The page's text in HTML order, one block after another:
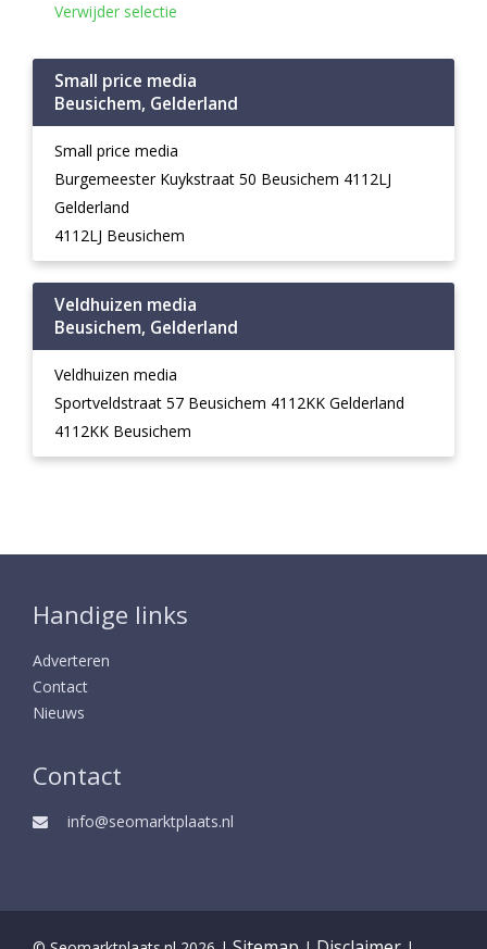
Verwijder selectie
Small price media
Beusichem, Gelderland
Small price media
Burgemeester Kuykstraat 50 Beusichem 4112LJ
Gelderland
4112LJ Beusichem
Veldhuizen media
Beusichem, Gelderland
Veldhuizen media
Sportveldstraat 57 Beusichem 4112KK Gelderland
4112KK Beusichem
Handige links
Adverteren
Contact
Nieuws
Contact
info@seomarktplaats.nl